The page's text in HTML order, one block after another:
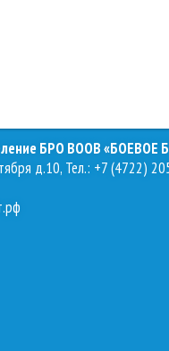
БРО ВООВ «БОЕВОЕ
д.10, Тел.: +7 (4722)